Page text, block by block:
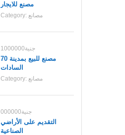
مصنع للايجار
Category: مصانع
1000000جنية
70 مصنع للبيع بمدينة
السادات
Category: مصانع
000000جنية
التقديم على الأراضي
الصناعية